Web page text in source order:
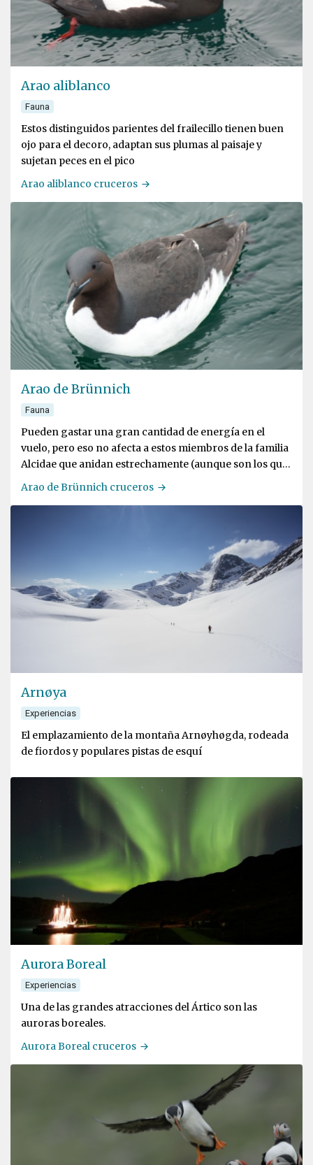
Arao aliblanco
Fauna
Estos distinguidos parientes del frailecillo tienen buen
ojo para el decoro, adaptan sus plumas al paisaje y
sujetan peces en el pico
Arao aliblanco cruceros
Arao de Brünnich
Fauna
Pueden gastar una gran cantidad de energía en el
vuelo, pero eso no afecta a estos miembros de la familia
Alcidae que anidan estrechamente (aunque son los que
más viven)
Arao de Brünnich cruceros
Arnøya
Experiencias
El emplazamiento de la montaña Arnøyhøgda, rodeada
de fiordos y populares pistas de esquí
Aurora Boreal
Experiencias
Una de las grandes atracciones del Ártico son las
auroras boreales.
Aurora Boreal cruceros